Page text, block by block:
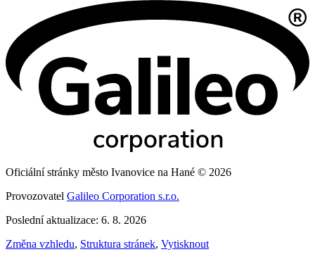
Oficiální stránky město Ivanovice na Hané © 2026
Provozovatel Galileo Corporation s.r.o.
Poslední aktualizace: 6. 8. 2026
Změna vzhledu, Struktura stránek, Vytisknout